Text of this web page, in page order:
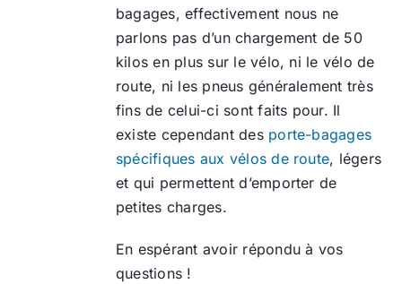
bagages, effectivement nous ne
parlons pas d’un chargement de 50
kilos en plus sur le vélo, ni le vélo de
route, ni les pneus généralement très
fins de celui-ci sont faits pour. Il
existe cependant des porte-bagages
spécifiques aux vélos de route, légers
et qui permettent d’emporter de
petites charges.
En espérant avoir répondu à vos
questions !